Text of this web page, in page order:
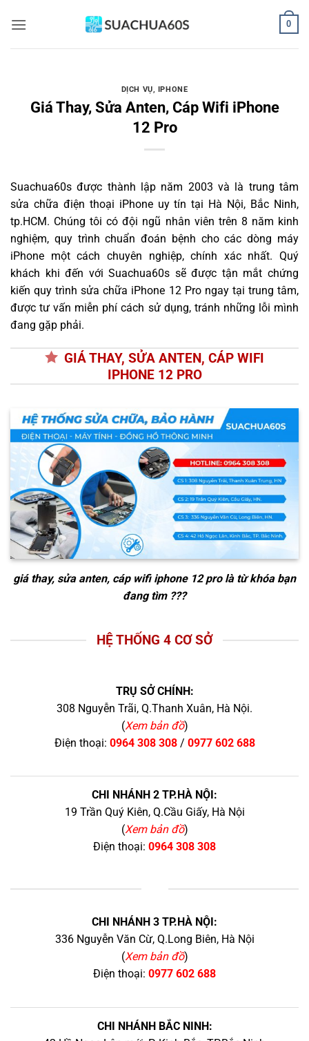
qua
0
DỊCH VỤ, IPHONE
Giá Thay, Sửa Anten, Cáp Wifi iPhone
12 Pro
Suachua60s được thành lập năm 2003 và là trung tâm
sửa chữa điện thoại iPhone uy tín tại Hà Nội, Bắc Ninh,
tp.HCM. Chúng tôi có đội ngũ nhân viên trên 8 năm kinh
nghiệm, quy trình chuẩn đoán bệnh cho các dòng máy
iPhone một cách chuyên nghiệp, chính xác nhất. Quý
khách khi đến với Suachua60s sẽ được tận mắt chứng
kiến quy trình sửa chữa iPhone 12 Pro ngay tại trung tâm,
được tư vấn miễn phí cách sử dụng, tránh những lỗi mình
đang gặp phải.
GIÁ THAY, SỬA ANTEN, CÁP WIFI
IPHONE 12 PRO
giá thay, sửa anten, cáp wifi iphone 12 prolà từ khóa bạn
đang tìm ???
HỆ THỐNG 4 CƠ SỞ
TRỤ SỞ CHÍNH:
308 Nguyễn Trãi, Q.Thanh Xuân, Hà Nội.
(Xem bản đồ)
Điện thoại: 0964 308 308/ 0977 602 688
CHI NHÁNH 2 TP.HÀ NỘI:
19 Trần Quý Kiên, Q.Cầu Giấy, Hà Nội
(Xem bản đồ)
Điện thoại: 0964 308 308
CHI NHÁNH 3 TP.HÀ NỘI:
336 Nguyễn Văn Cừ, Q.Long Biên, Hà Nội
(Xem bản đồ)
Điện thoại: 0977 602 688
CHI NHÁNH BẮC NINH: